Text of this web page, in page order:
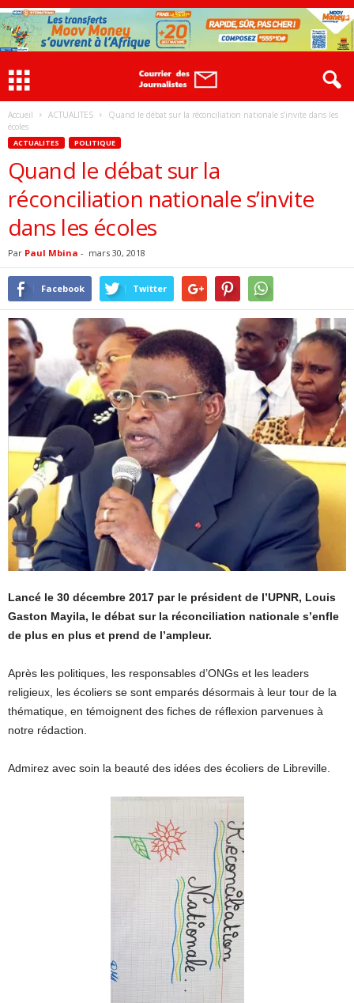
Accueil ACTUALITES
Quand le débat sur la réconciliation nationale s’invite dans les
écoles
ACTUALITES POLITIQUE
Quand le débat sur la
réconciliation nationale s’invite
dans les écoles
Par Paul Mbina - mars 30, 2018
Facebook Twitter
Lancé le 30 décembre 2017 par le président de l’UPNR, Louis
Gaston Mayila, le débat sur la réconciliation nationale s’enfle
de plus en plus et prend de l’ampleur.
Après les politiques, les responsables d’ONGs et les leaders
religieux, les écoliers se sont emparés désormais à leur tour de la
thématique, en témoignent des fiches de réflexion parvenues à
notre rédaction.
Admirez avec soin la beauté des idées des écoliers de Libreville.